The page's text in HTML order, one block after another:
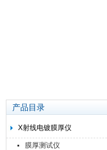
产品目录
X射线电镀膜厚仪
膜厚测试仪